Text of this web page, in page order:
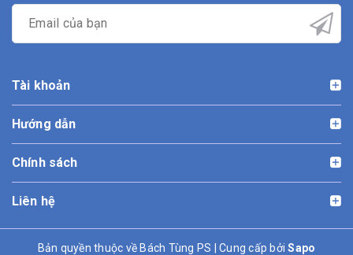
Tài khoản
Hướng dẫn
Chính sách
Liên hệ
Bản quyền thuộc về Bách Tùng PS | Cung cấp bởiSapo